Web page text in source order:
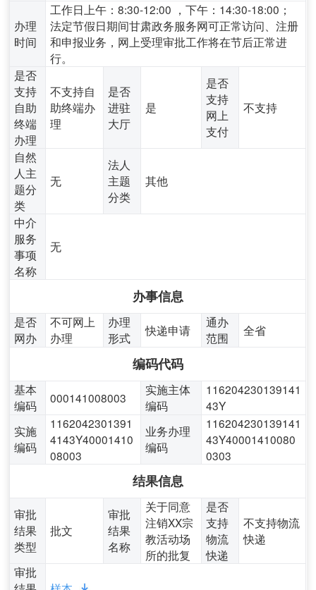
办理
时间
工作日上午：8:30-12:00 ，下午：14:30-18:00；
法定节假日期间甘肃政务服务网可正常访问、注册
和申报业务，网上受理审批工作将在节后正常进
行。
是否
支持
自助
终端
办理
不支持自
助终端办
理
是否
进驻
大厅
是
是否
支持
网上
支付
不支持
自然
人主
题分
类
无
法人
主题
分类
其他
中介
服务
事项
名称
无
办事信息
是否
网办
不可网上
办理
办理
形式
快递申请
通办
范围
全省
编码代码
基本
编码
000141008003
实施主体
编码
116204230139141
43Y
实施
编码
1162042301391
4143Y40001410
08003
业务办理
编码
116204230139141
43Y40001410080
0303
结果信息
审批
结果
类型
批文
审批
结果
名称
关于同意
注销XX宗
教活动场
所的批复
是否
支持
物流
快递
不支持物流
快递
审批